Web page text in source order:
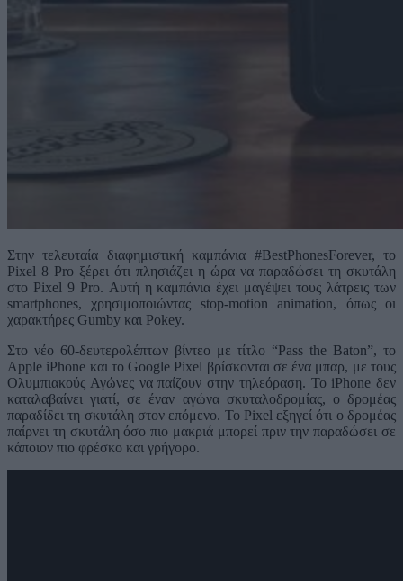
Στην τελευταία διαφημιστική καμπάνια #BestPhonesForever, το
Pixel 8 Pro ξέρει ότι πλησιάζει η ώρα να παραδώσει τη σκυτάλη
στο Pixel 9 Pro. Αυτή η καμπάνια έχει μαγέψει τους λάτρεις των
smartphones, χρησιμοποιώντας stop-motion animation, όπως οι
χαρακτήρες Gumby και Pokey.
Στο νέο 60-δευτερολέπτων βίντεο με τίτλο “Pass the Baton”, το
Apple iPhone και το Google Pixel βρίσκονται σε ένα μπαρ, με τους
Ολυμπιακούς Αγώνες να παίζουν στην τηλεόραση. Το iPhone δεν
καταλαβαίνει γιατί, σε έναν αγώνα σκυταλοδρομίας, ο δρομέας
παραδίδει τη σκυτάλη στον επόμενο. Το Pixel εξηγεί ότι ο δρομέας
παίρνει τη σκυτάλη όσο πιο μακριά μπορεί πριν την παραδώσει σε
κάποιον πιο φρέσκο και γρήγορο.